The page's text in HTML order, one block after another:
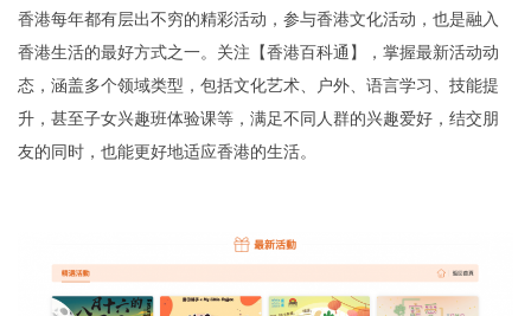
香港每年都有层出不穷的精彩活动，参与香港文化活动，也是融入
香港生活的最好方式之一。关注【香港百科通】，掌握最新活动动
态，涵盖多个领域类型，包括文化艺术、户外、语言学习、技能提
升，甚至子女兴趣班体验课等，满足不同人群的兴趣爱好，结交朋
友的同时，也能更好地适应香港的生活。